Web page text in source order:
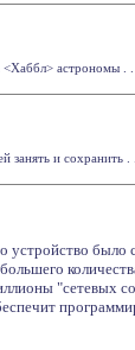
астрономы . . .
занять и сохранить . .
устройство было
"сетевых